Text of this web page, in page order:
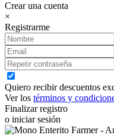
Crear una cuenta
×
Registrarme
Quiero recibir descuentos
Ver los términos y
Finalizar registro
o iniciar sesión